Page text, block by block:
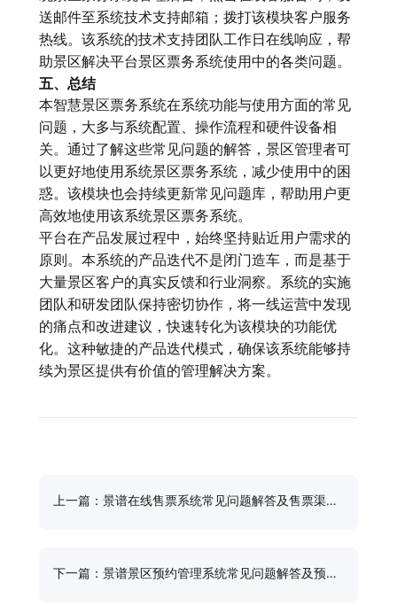
送邮件至系统技术支持邮箱；拨打该模块客户服务
热线。该系统的技术支持团队工作日在线响应，帮
助景区解决平台景区票务系统使用中的各类问题。
五、总结
本智慧景区票务系统在系统功能与使用方面的常见
问题，大多与系统配置、操作流程和硬件设备相
关。通过了解这些常见问题的解答，景区管理者可
以更好地使用系统景区票务系统，减少使用中的困
惑。该模块也会持续更新常见问题库，帮助用户更
高效地使用该系统景区票务系统。
平台在产品发展过程中，始终坚持贴近用户需求的
原则。本系统的产品迭代不是闭门造车，而是基于
大量景区客户的真实反馈和行业洞察。系统的实施
团队和研发团队保持密切协作，将一线运营中发现
的痛点和改进建议，快速转化为该模块的功能优
化。这种敏捷的产品迭代模式，确保该系统能够持
续为景区提供有价值的管理解决方案。
上一篇：景谱在线售票系统常见问题解答及售票渠道
下一篇：景谱景区预约管理系统常见问题解答及预约